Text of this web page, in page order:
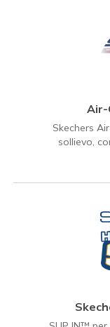
Air-
Skechers
sollievo,